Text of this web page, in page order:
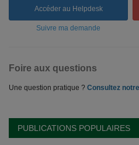
Accéder au Helpdesk
Suivre ma demande
Foire aux questions
Une question pratique ? Consultez
PUBLICATIONS POPULAIRES